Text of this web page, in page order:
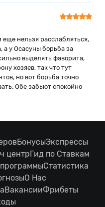
нельзя расслабляться,
а у Осасуны борьба за
выделять фаворита,
хозяев, так что тут
но вот борьба точно
Обе забьют спокойно
БонусыЭкспрессы
центрГид по Ставкам
Статистика
О Нас
ВакансииФрибеты